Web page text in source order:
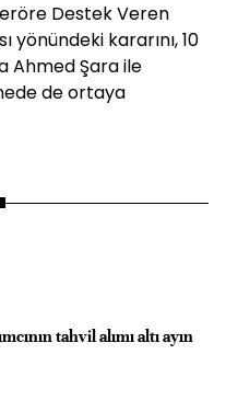
Destek Veren
yönündeki kararını, 10
Ahmed Şara ile
de ortaya
tahvil alımı altı ayın